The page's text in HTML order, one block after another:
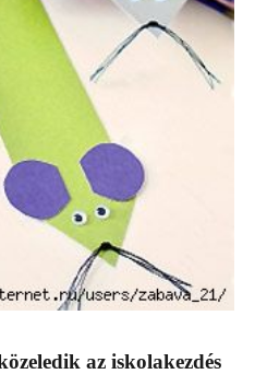
az iskolakezdés